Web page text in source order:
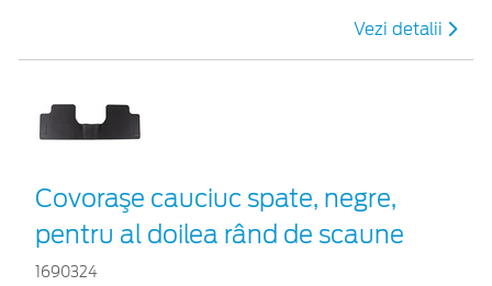
Vezi detalii
Covoraşe cauciuc spate, negre,
pentru al doilea rând de scaune
1690324